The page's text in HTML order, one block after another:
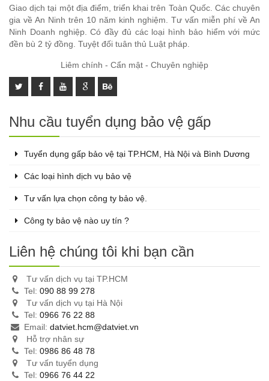
Giao dịch tại một địa điểm, triển khai trên Toàn Quốc. Các chuyên
gia về An Ninh trên 10 năm kinh nghiệm. Tư vấn miễn phí về An
Ninh Doanh nghiệp. Có đầy đủ các loại hình bảo hiểm với mức
đền bù 2 tỷ đồng. Tuyệt đối tuân thủ Luật pháp.
Liêm chính - Cẩn mật - Chuyên nghiệp
Nhu cầu tuyển dụng bảo vệ gấp
Tuyển dụng gấp bảo vệ tại TP.HCM, Hà Nội và Bình Dương
Các loại hình dịch vụ bảo vệ
Tư vấn lựa chọn công ty bảo vệ.
Công ty bảo vệ nào uy tín ?
Liên hệ chúng tôi khi bạn cần
Tư vấn dịch vụ tại TP.HCM
Tel: 090 88 99 278
Tư vấn dịch vụ tại Hà Nội
Tel: 0966 76 22 88
Email: datviet.hcm@datviet.vn
Hỗ trợ nhân sự
Tel: 0986 86 48 78
Tư vấn tuyển dụng
Tel: 0966 76 44 22